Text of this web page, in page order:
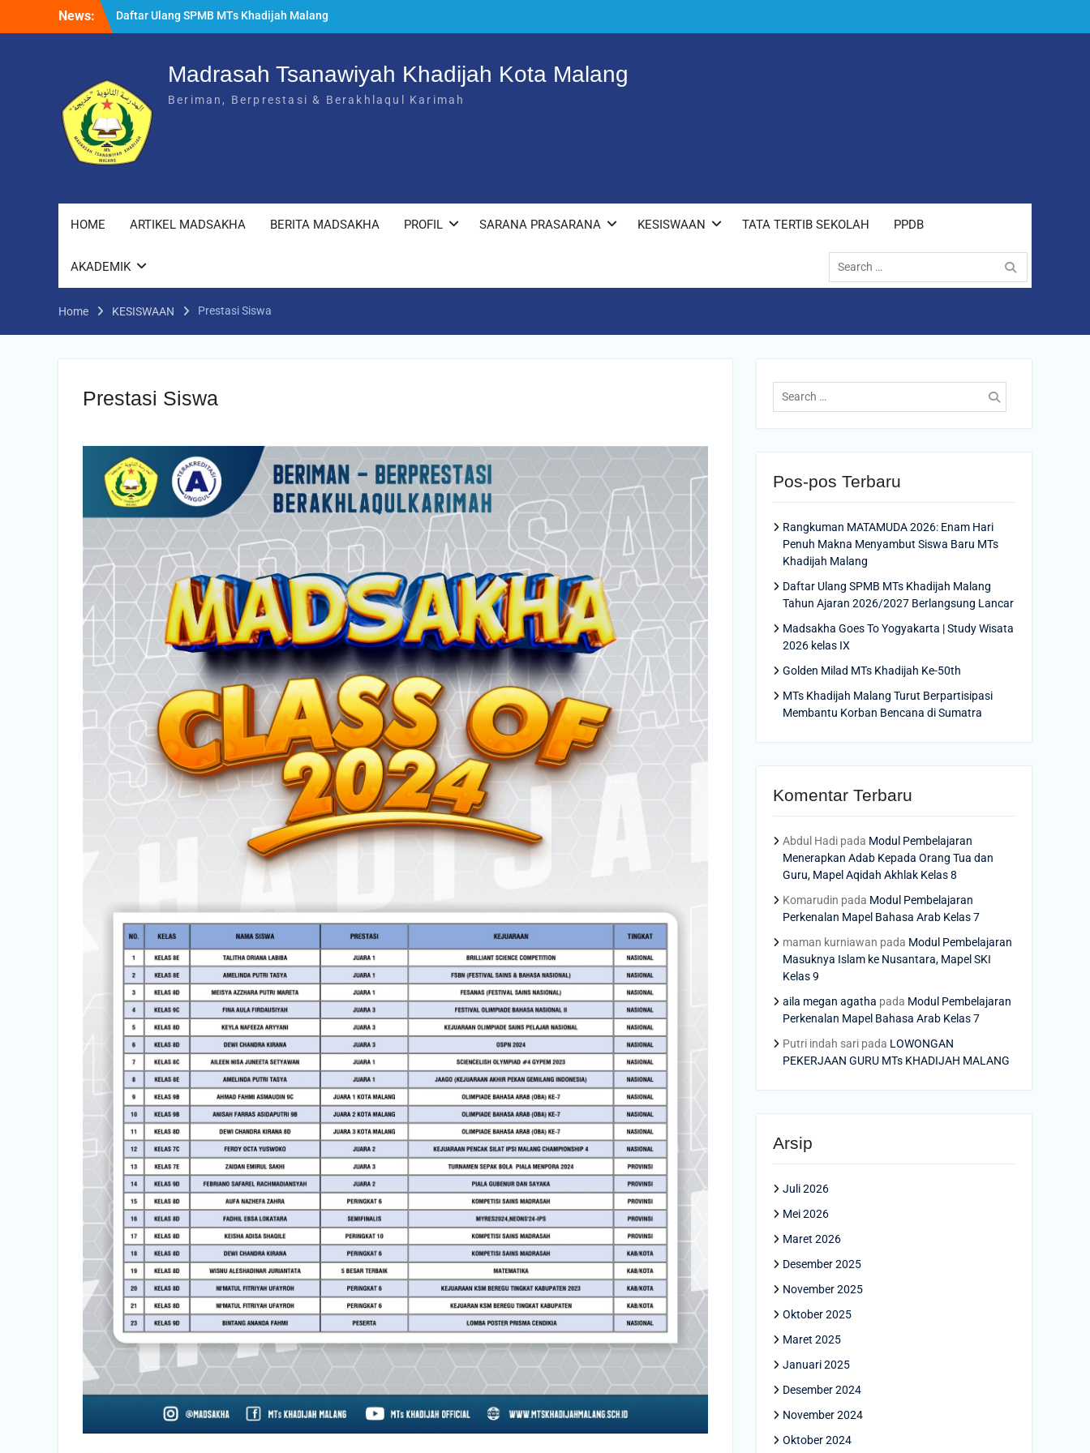
News:
Daftar Ulang SPMB MTs Khadijah Malang
Tahun Ajaran 2026/2027 Berlangsung
Rangkuman MATAMUDA 2026: Enam Hari
Penuh Makna Menyambut Siswa Baru MTs
Khadijah Malang
Madrasah Tsanawiyah Khadijah Kota Malang
Beriman, Berprestasi & Berakhlaqul Karimah
HOME ARTIKEL MADSAKHA BERITA MADSAKHA PROFIL SARANA PRASARANA KESISWAAN TATA TERTIB SEKOLAH PPDB
AKADEMIK
Search
for:
Home KESISWAAN Prestasi Siswa
Prestasi Siswa
Search
for:
Pos-pos Terbaru
Rangkuman MATAMUDA 2026: Enam Hari
Penuh Makna Menyambut Siswa Baru MTs
Khadijah Malang
Daftar Ulang SPMB MTs Khadijah Malang
Tahun Ajaran 2026/2027 Berlangsung Lancar
Madsakha Goes To Yogyakarta | Study Wisata
2026 kelas IX
Golden Milad MTs Khadijah Ke-50th
MTs Khadijah Malang Turut Berpartisipasi
Membantu Korban Bencana di Sumatra
Komentar Terbaru
Abdul Hadi pada Modul Pembelajaran
Menerapkan Adab Kepada Orang Tua dan
Guru, Mapel Aqidah Akhlak Kelas 8
Komarudin pada Modul Pembelajaran
Perkenalan Mapel Bahasa Arab Kelas 7
maman kurniawan pada Modul Pembelajaran
Masuknya Islam ke Nusantara, Mapel SKI
Kelas 9
aila megan agatha pada Modul Pembelajaran
Perkenalan Mapel Bahasa Arab Kelas 7
Putri indah sari pada LOWONGAN
PEKERJAAN GURU MTs KHADIJAH MALANG
Arsip
Juli 2026
Mei 2026
Maret 2026
Desember 2025
November 2025
Oktober 2025
Maret 2025
Januari 2025
Desember 2024
November 2024
Oktober 2024